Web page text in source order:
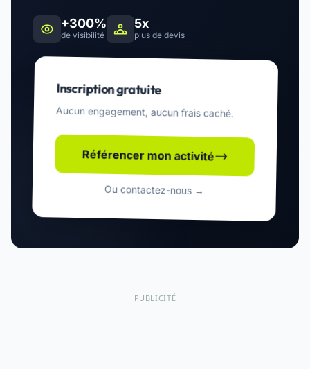
+300%
de visibilité
5x
plus de devis
Inscription gratuite
Aucun engagement, aucun frais caché.
Référencer mon activité
Ou contactez-nous →
PUBLICITÉ